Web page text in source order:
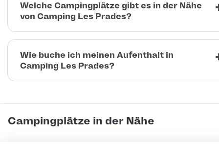
Welche Campingplätze gibt es in der Nähe
von Camping Les Prades?
Wie buche ich meinen Aufenthalt in
Camping Les Prades?
Campingplätze in der Nähe